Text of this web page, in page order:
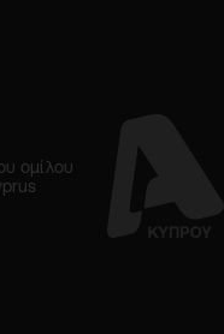
ομίλου